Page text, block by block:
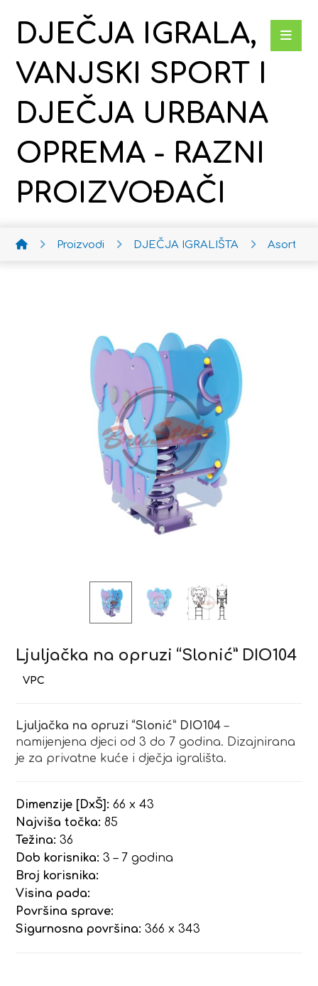
DJEČJA IGRALA,
VANJSKI SPORT I
DJEČJA URBANA
OPREMA - RAZNI
PROIZVOĐAČI
Proizvodi DJEČJA IGRALIŠTA
Ljuljačka na opruzi “Slonić” DIO104
Ljuljačka na opruzi “Slonić” DIO104 –
namijenjena djeci od 3 do 7 godina. Dizajnirana
je za privatne kuće i dječja igrališta.
Dimenzije [DxŠ]: 66 x 43
Najviša točka: 85
Težina: 36
Dob korisnika: 3 – 7 godina
Broj korisnika:
Visina pada:
Površina sprave:
Sigurnosna površina: 366 x 343